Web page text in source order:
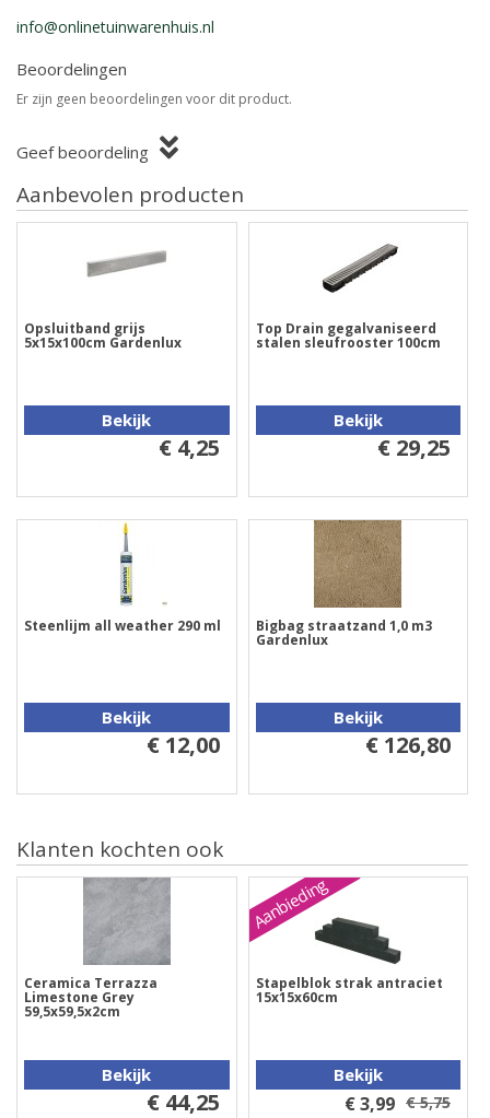
info@onlinetuinwarenhuis.nl
Beoordelingen
Er zijn geen beoordelingen voor dit product.
Geef beoordeling
Aanbevolen producten
Opsluitband grijs
5x15x100cm Gardenlux
Bekijk
€ 4,25
Top Drain gegalvaniseerd
stalen sleufrooster 100cm
Bekijk
€ 29,25
Steenlijm all weather 290 ml
Bekijk
€ 12,00
Bigbag straatzand 1,0 m3
Gardenlux
Bekijk
€ 126,80
Klanten kochten ook
Ceramica Terrazza
Limestone Grey
59,5x59,5x2cm
Bekijk
€ 44,25
Aanbieding
Stapelblok strak antraciet
15x15x60cm
Bekijk
€ 3,99 € 5,75